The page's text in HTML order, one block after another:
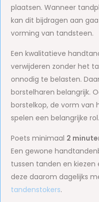
plaatsen. Wanneer
kan dit bijdragen aan
vorming van tandsteen.
Een kwalitatieve
verwijderen zonder het
onnodig te belasten.
borstelharen belangrijk.
borstelkop, de vorm
spelen een belangrijke rol.
Poets minimaal 2
Een gewone
tussen tanden en kiezen
deze daarom dagelijks
tandenstokers.